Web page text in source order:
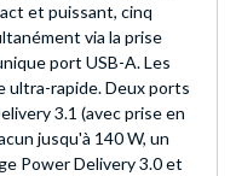
et puissant, cinq
via la prise
port USB-A. Les
ultra-rapide. Deux ports
3.1 (avec prise en
jusqu'à 140 W, un
Power Delivery 3.0 et